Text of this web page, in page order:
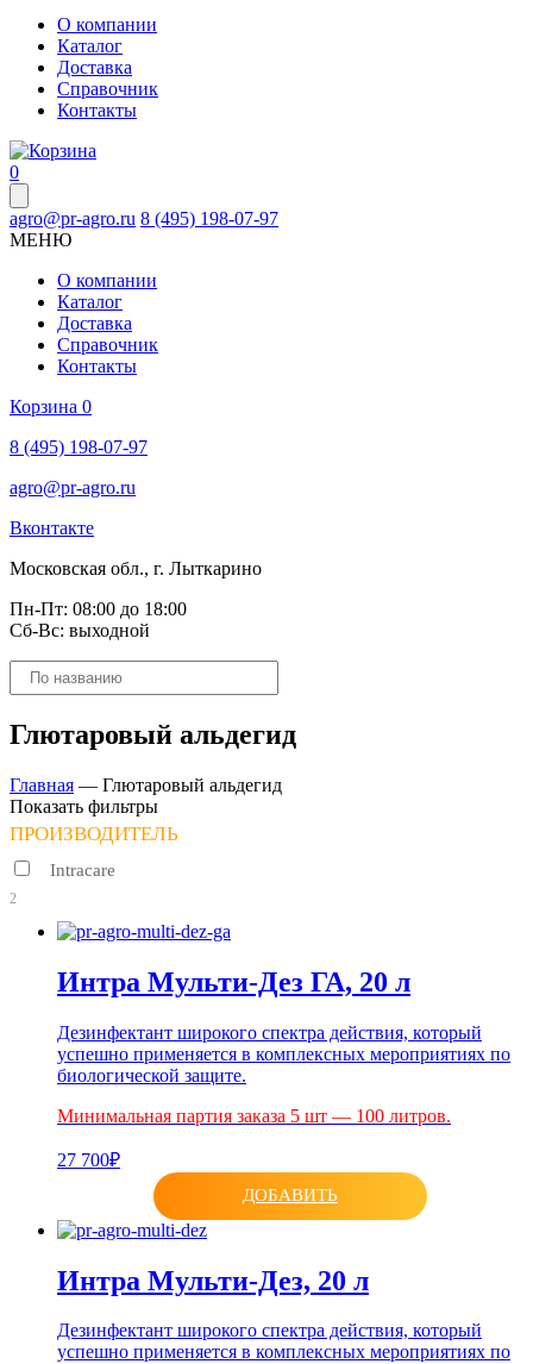
О компании
Каталог
Доставка
Справочник
Контакты
0
agro@pr-agro.ru 8 (495) 198-07-97
МЕНЮ
О компании
Каталог
Доставка
Справочник
Контакты
Корзина 0
8 (495) 198-07-97
agro@pr-agro.ru
Вконтакте
Московская обл., г. Лыткарино
Пн-Пт: 08:00 до 18:00
Сб-Вс: выходной
Поиск
товаров
Глютаровый альдегид
Главная — Глютаровый альдегид
Показать фильтры
ПРОИЗВОДИТЕЛЬ
Intracare
2
Интра Мульти-Дез ГА, 20 л
Дезинфектант широкого спектра действия, который
успешно применяется в комплексных мероприятиях по
биологической защите.
Минимальная партия заказа 5 шт — 100 литров.
27 700₽
ДОБАВИТЬ
Интра Мульти-Дез, 20 л
Дезинфектант широкого спектра действия, который
успешно применяется в комплексных мероприятиях по